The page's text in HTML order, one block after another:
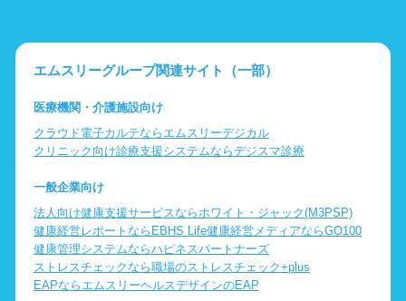
エムスリーグループ関連サイト（一部）
医療機関・介護施設向け
クラウド電子カルテならエムスリーデジカル
クリニック向け診療支援システムならデジスマ診療
一般企業向け
法人向け健康支援サービスならホワイト・ジャック(M3PSP)
健康経営レポートならEBHS Life健康経営メディアならGO100
健康管理システムならハピネスパートナーズ
ストレスチェックなら職場のストレスチェック+plus
EAPならエムスリーヘルスデザインのEAP